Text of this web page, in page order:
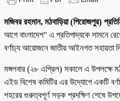
মজিবর রহমান, মঠবাড়িয়া (পিরোজপুর)
আগে বাংলাদেশ" এ প্রতিপাদ্যকে সামনে
বর্ণাঢ্য আয়োজনে জাতীয় আইনগত সহায়তা
মঙ্গলবার (২৮ এপ্রিল) সকালে এ উপলক্ষে
এইড বিশেষ কমিটির এর উদ্যোগে একটি
শহরের গুরুত্বপূর্ণ সড়ক প্রদক্ষিণ শেষে